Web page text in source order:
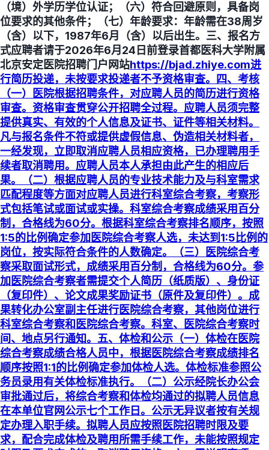
（境）外学历学位认证；（六）符合回避原则，具备岗
位要求的其他条件；（七）年龄要求：年龄需在38周岁
（含）以下，1987年6月（含）以后出生。三、报名方
式应聘者请于2026年6月24日前登录首都医科大学附属
北京安定医院招聘门户网站https://bjad.zhiye.com进
行简历投递，未按要求投递者不予资格审查。四、考核
（一）医院根据招聘条件，对应聘人员的简历进行资格
审查。资格审查贯穿公开招聘全过程。应聘人员须完整
提供真实、有效的个人信息及证书、证件等相关材料。
凡与报名条件不符或提供虚假信息、伪造相关材料者，
一经发现，立即取消应聘人员相应资格，已办理聘用手
续者取消聘用。应聘人员本人承担由此产生的相应后
果。（二）根据应聘人员的专业技术能力及与科室需求
匹配程度等方面对应聘人员进行科室综合考察，考察形
式包括笔试或面试或实操。科室综合考察成绩采用百分
制，合格线为60分。根据科室综合考察排名顺序，按照
1:5的比例确定参加医院综合考察人选，未达到1:5比例的
岗位，按实际符合条件的人数确定。（三）医院综合考
察采取面试形式，成绩采用百分制，合格线为60分。参
加医院综合考察者需提交个人简历（纸质版）、身份证
（复印件）、论文成果奖励证书（原件及复印件）。成
果转化办公室副主任进行医院综合考察，其他岗位进行
科室综合考察和医院综合考察。科室、医院综合考察时
间、地点另行通知。五、体检和公示（一）体检在医院
综合考察成绩合格人员中，根据医院综合考察成绩排名
顺序按照1:1的比例确定参加体检人选。体检标准参照公
务员录用有关体检标准执行。（二）公示经院长办公会
审批通过后，将综合考察和体检均通过的拟聘人员信息
在本单位官网公示七个工作日。公示无异议者按有关规
定办理入职手续。拟聘人员应按照医院招聘时限及要
求，配合完成体检及聘用所需手续工作，未能按照规定